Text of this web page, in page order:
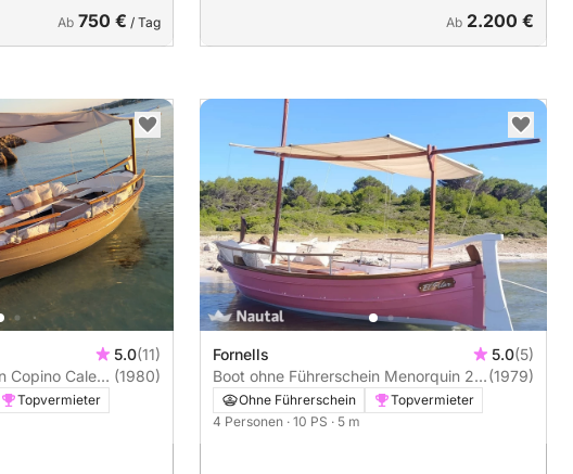
Ab 750 € / Tag Ab 2.200 €
5.0(11)
(1980)
Topvermieter
Fornells 5.0(5)
Boot ohne Führerschein Menorquin 25
10PS
(1979)
Ohne Führerschein
Topvermieter
4 Personen · 10 PS · 5 m